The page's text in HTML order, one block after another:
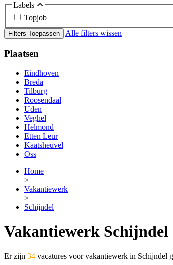
Labels
Topjob
Filters Toepassen Alle filters wissen
Plaatsen
Eindhoven
Breda
Tilburg
Roosendaal
Uden
Veghel
Helmond
Etten Leur
Kaatsheuvel
Oss
Home
>
Vakantiewerk
>
Schijndel
Vakantiewerk Schijndel
Er zijn 34 vacatures voor vakantiewerk in Schijndel